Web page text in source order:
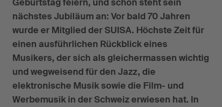
Geburtstag feiern, und schon steht sein
nächstes Jubiläum an: Vor bald 70 Jahren
wurde er Mitglied der SUISA. Höchste Zeit für
einen ausführlichen Rückblick eines
Musikers, der sich als gleichermassen wichtig
und wegweisend für den Jazz, die
elektronische Musik sowie die Film- und
Werbemusik in der Schweiz erwiesen hat. In